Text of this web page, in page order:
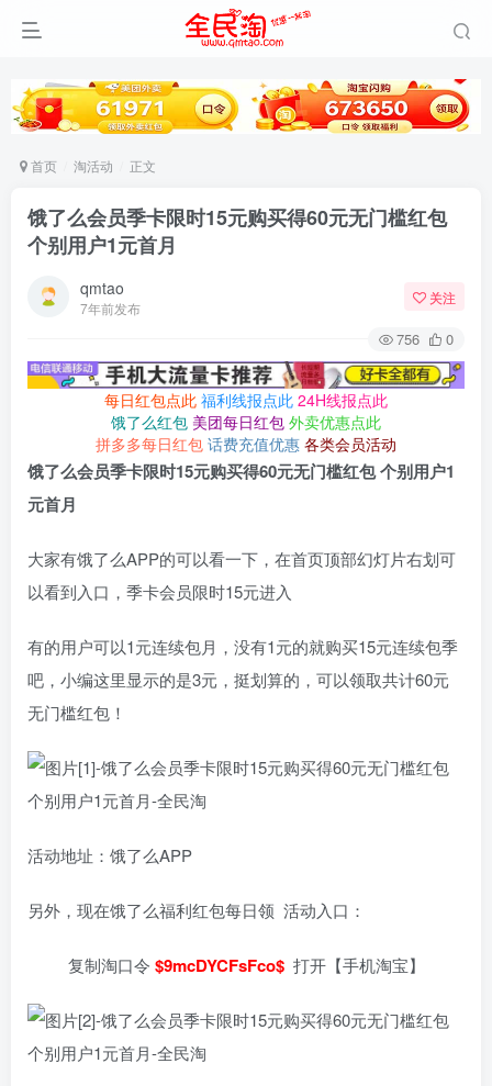
首页 淘活动 正文
饿了么会员季卡限时15元购买得60元无门槛红包
个别用户1元首月
qmtao
7年前发布
关注
756 0
每日红包点此 福利线报点此 24H线报点此
饿了么红包 美团每日红包 外卖优惠点此
拼多多每日红包 话费充值优惠 各类会员活动
饿了么会员季卡限时15元购买得60元无门槛红包 个别用户1
元首月
大家有饿了么APP的可以看一下，在首页顶部幻灯片右划可
以看到入口，季卡会员限时15元进入
有的用户可以1元连续包月，没有1元的就购买15元连续包季
吧，小编这里显示的是3元，挺划算的，可以领取共计60元
无门槛红包！
活动地址：饿了么APP
另外，现在饿了么福利红包每日领 活动入口：
复制淘口令 $9mcDYCFsFco$打开【手机淘宝】